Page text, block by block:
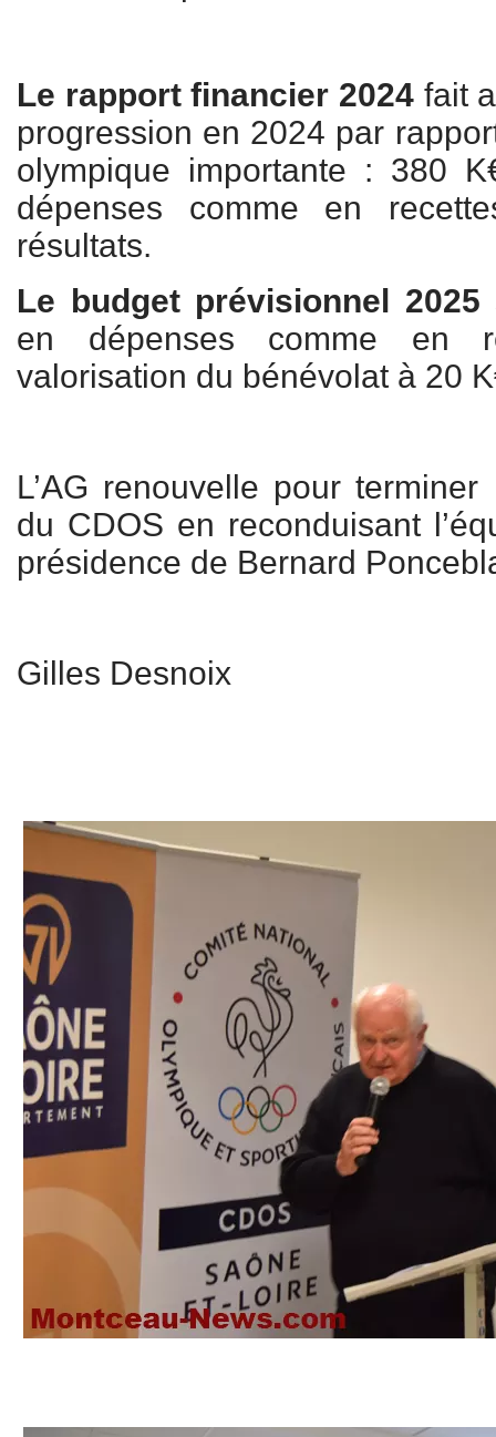
Le rapport financier 2024fait
progression en 2024 par
olympique importante : 380
dépenses comme en
résultats.
Le budget prévisionnel 2025
en dépenses comme en
valorisation du bénévolat à 20
L’AG renouvelle pour
du CDOS en reconduisant
présidence de Bernard
Gilles Desnoix